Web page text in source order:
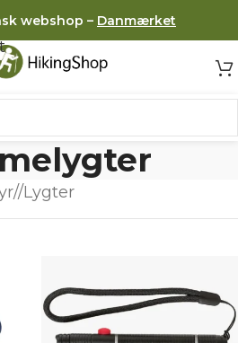
webshop – Danmærket
/ Lygter